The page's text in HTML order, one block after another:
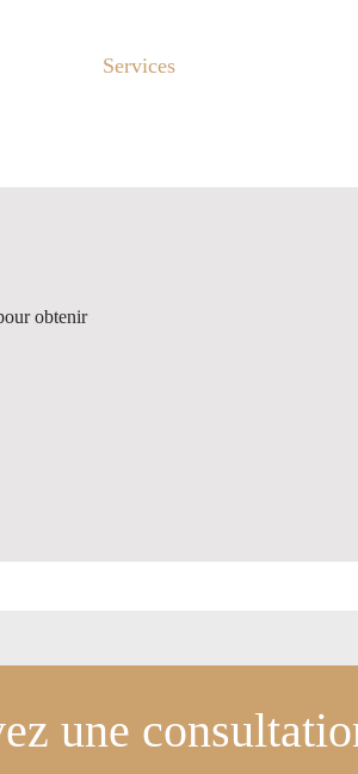
Services
obtenir
une